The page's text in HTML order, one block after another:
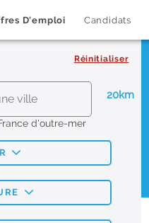
D'emploi Candidats
Réinitialiser
20km
d'outre-mer